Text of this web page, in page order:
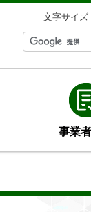
文字サイズ
事業